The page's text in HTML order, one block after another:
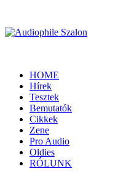
HOME
Hírek
Tesztek
Bemutatók
Cikkek
Zene
Pro Audio
Oldies
RÓLUNK